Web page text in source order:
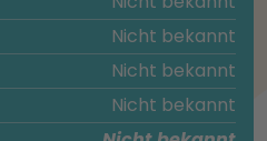
Nicht bekannt
Nicht bekannt
Nicht bekannt